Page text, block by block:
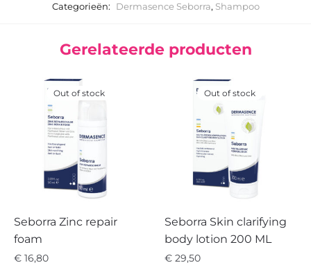
Categorieën: Dermasence Seborra, Shampoo
Gerelateerde producten
Out of stock
Seborra Zinc repair
foam
€ 16,80
Out of stock
Seborra Skin clarifying
body lotion 200 ML
€ 29,50